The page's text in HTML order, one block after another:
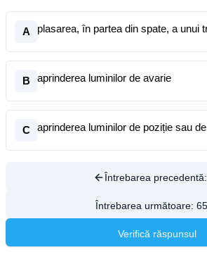
A plasarea, în partea din spate, a unui
B aprinderea luminilor de avarie
C aprinderea luminilor de poziție sau
Întrebarea precedentă:
Întrebarea următoare: 65
Verifică răspunsul